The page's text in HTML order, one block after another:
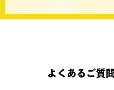
よくあるご質問